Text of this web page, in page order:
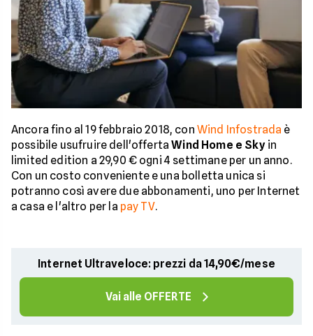
Ancora fino al 19 febbraio 2018, con Wind Infostrada è
possibile usufruire dell'offertaWind Home e Skyin
limited edition a 29,90 € ogni 4 settimane per un anno.
Con un costo conveniente e una bolletta unica si
potranno così avere due abbonamenti, uno per Internet
a casa e l'altro per la pay TV.
Internet Ultraveloce: prezzi da 14,90€/mese
Vai alle OFFERTE